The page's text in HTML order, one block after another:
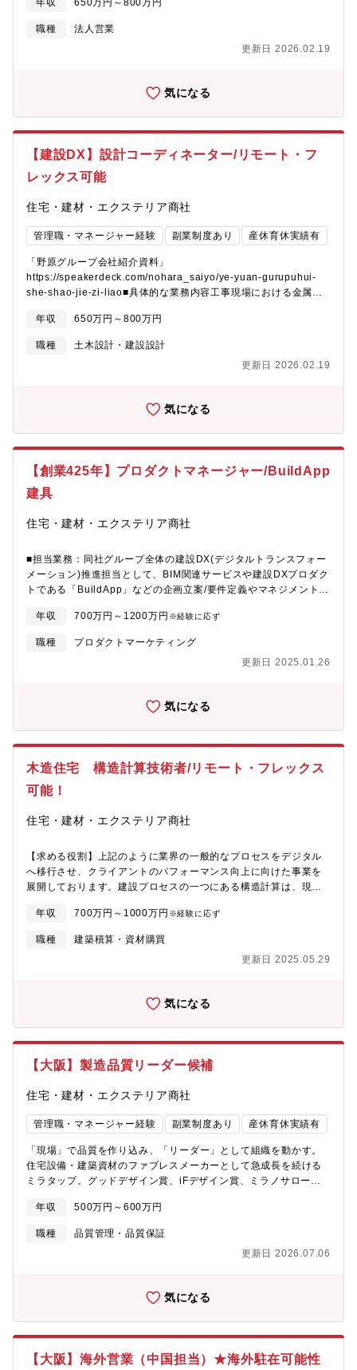
なおアナログ的な手法が多く残っておりますが、当社は業界で先
駆けてデジタル化を進め、競争優位を確立することを目指してお
やテレワークなど積極的に推進しており、また、社内にマッサー
織・カルチャー変革に関するプロジェクトのリード■建設業界の
「脱炭素化」や「効率化」は国も推進しており国とも連携しなが
界の「不」を解決し日本の未来を支えたい方歓迎します。■入社後
おけるDXサービスの企画・開発・展開に関するプロジェクトマネ
ジメント■ステップアップでお任せする業務：同社各ビジネスの
DX戦略の企画・推進、特定DXサービスの設備領域責任者【入社
後のフォロー・教育体制】プロジェクトベースでの業務となるた
め、特定の研修期間は無く、プロジェクトに参画頂く中でOJTベ
ースでサポートしていきます。具体的には、担当頂くプロジェク
トについて現担当者で約3か月伴走し、徐々に役割を移管してソフ
だ後も、前担当者が適宜サポート出来る体制を整えています。
【キャリアアップ】同社は、メンバー自身が思考・行動して、強
ップ）を実現することを強く推奨しています。そのための環境
（キャリアアップ研修など）整備に取り組んでいます。【同社に
ついて】■1598年創業、1947年設立。内装資材、外装建材、セメ
ント、鉄鋼、土木関連資材の販売・施工、及び道路標識の製造・
に展開してきましたが、、IT/AIの力を活用したビジネスモデルの
変革を行っております。【魅力】■建設業界は今なおアナログ的な
手法が多く残っておりますが、同社は業界で先駆けてデジタル化
の変革にいち早く携わり、業界をリードすることに挑戦するポジ
ションです。■働き方改革の一環で、フレックスやテレワークなど
積極的に推進しており、また、社内にマッサージ室を設置する
等、福利厚生も充実しています。
容】■法人営業（既存顧客中心）経営計画に基づいたゼネコンを中
心とした既存顧客への深耕営業、技術的な提案、継続的な関係性
強化。■営業推進・調整業務提案資料作成、受発注システムを用い
た事務処理、および工事に伴う工程・仕様などの緻密な調整業
お任せする業務：入社後は、OJTにて業務を学んで頂きますが、
で頂きます。その後既存顧客を徐々に引き継いでいく予定です。■
た後は、営業の責任者としてご活躍いただくことを期待してお
り、マネジメントとしてチーム力向上のための情報共有や育成に
ご活躍いただくなど、多岐に渡るキャリアがございます。年1回の
部署】エンジニアリングカンパニー 営業部【同社ついて】野原グ
を推進する革新性を兼ね備えています。その中核であるエンジニ
アリングカンパニーは、スチールドア、アルミサッシ、ステンレ
スサッシといった建物の「顔」となる金属建具工事を手掛けるプ
した既存顧客との強固な関係性をさらに深耕し、同時に営業組織
全体のパフォーマンスを最大化するマネジメントを担っていただ
て、都市空間の安心と美観を創り出すやりがいのある仕事です。
てください。【魅力】・建設業界は今なおアナログ的な手法が多
く残っておりますが、同社は業界で先駆けてデジタル化を進め、
競争優位を確立することを目指しております。・建設業界の変革
にいち早く携わり、業界をリードすることに挑戦するポジション
です。・働き方改革の一環で、フレックスやテレワークなど積極
的に推進しており、グループの将来を担う責任とやりがいのある
業務を、多様で柔軟な働き方にて行うことができます。
年収 650万円～800万円
職種
法人営業
更新日 2026.02.19
気になる
【建設DX】設計コーディネーター/リモート・フ
レックス可能
住宅・建材・エクステリア商社
管理職・マネージャー経験 副業制度あり 産休育休実績有
「野原グループ会社紹介資料」
https://speakerdeck.com/nohara_saiyo/ye-yuan-gurupuhui-
she-shao-jie-zi-liao■具体的な業務内容工事現場における金属製
よう、技術面および各種事務手続きの調整・管理を担当していた
だきます。安定した事業基盤のもと、設計・技術の専門知識を活
かしながら、事業推進に直接貢献できるポジションです。１，設
計コーディネート業務： ・工事現場における金属製建具工事の
衝・承認業務： ・得意先であるゼネコンとの図面打合せや仕様
顧客の要求と技術的な実現可能性のバランスを取る折衝。３，製
基づいた正確な製造依頼。■キャリアパスについて建具工事の設計
コーディネーターとして、専門技術を活かし、フロント業務（顧
部署のメンバーマネジメント（業務管理、効率化、育成）を担う
入社説明実施後は、先輩社員とOJTを6～12ヶ月程度実施し、独り
立ちを目指していただきます。■ステップアップでお任せする業
務：OJTの状況を確認しつつ徐々に担当数を増やし、12～18ヶ月
程度で独り立ちをしていただきます。【配属部署】エンジニアリ
上の歴史を持つ安定した事業基盤と、建設DXを推進する革新性を
兼ね備えています。その中核であるエンジニアリングカンパニー
団です。本ポジションは、ゼネコンを中心とした既存顧客との強
スを最大化するマネジメントを担っていただきます。長年の信頼
を土台に、技術的な提案と人間力を駆使して、都市空間の安心と
美観を創り出すやりがいのある仕事です。安定した環境で、あな
たの営業マネジメント経験を存分に発揮してください。【魅
力】・建設業界は今なおアナログ的な手法が多く残っております
ることを目指しております。・建設業界の変革にいち早く携わ
改革の一環で、フレックスやテレワークなど積極的に推進してお
り、グループの将来を担う責任とやりがいのある業務を、多様で
柔軟な働き方にて行うことができます。
年収 650万円～800万円
職種
土木設計・建設設計
更新日 2026.02.19
気になる
【創業425年】プロダクトマネージャー/BuildApp
建具
住宅・建材・エクステリア商社
■担当業務：同社グループ全体の建設DX(デジタルトランスフォー
メーション)推進担当として、BIM関連サービスや建設DXプロダク
トである「BuildApp」などの企画立案/要件定義やマネジメント業
た積算業務改善・工程管理・コスト管理・製造連携といった建設
プロセスのデジタル化を進めており、それらの建設DXプロジェク
トを担当いただきます。顧客であるゼネコンへのヒアリングや実
証実験を通じて得た情報から「BuildApp」をより顧客のニーズに
ジタル」に強い人材が社内にはまだまだ数が少なく、裁量を持っ
ており、建材商社の立場から建設業界のDX化を推進していく強い
候補として将来的には戦略実施のための組織構築や運営にも携わ
っていただくことも期待しています。■業務詳細：・プロダクト全
開発における企画立案・要件定義・建具をはじめとした専門工事
率化に関するゼネコンをはじめとしたステークホルダーへの提案
～開発のための要件定義・社内の関係部署(システム開発チーム等)
との連携・協議■建設業界の「脱炭素化」や「効率化」は国も推進
しており国とも連携しながら進めることもございます。社会イン
たい方歓迎します。■入社後すぐにお任せする業務：「BuildApp
建具」プロダクト開発における情報基盤の整備や要件定義など■ス
ロー・教育体制】入社後はDX各部門のオリエンテーションを行い
どのメンバーに入っていただきプロダクト開発の理解を深めると
ころから開始します。【メンバー構成】■募集部門野原グループ株
式会社 BuildApp事業統括本部 BuildAppサービス開発統括部 BA
３部 プロダクト開発課部長1名、担当部長1名、プロダクト開発
課：課長1名、メンバー5名、派遣2名サービス開発課：課長1名、
動して、強いオーナーシップ持ち、新たな価値創造・事業運営
（スタートアップ）を実現することを強く推奨しています。その
ための環境（キャリアアップ研修など）整備に取り組んでいま
す。【同社グループについて】・1598年創業、1947年設立。内
装資材、外装建材、セメント、鉄鋼、土木関連資材の販売・施
まで建設・商社事業をメインに展開してきましたが、IT/AIの力を
活用したビジネスモデルの変革を行っております。※建設業界の
ら進めることもございます。社会インフラを支えたい方や建設業
が、同社は業界で先駆けてデジタル化を進め、競争優位を確立す
り、業界をリードすることに挑戦するポジションです。・働き方
り、また、社内にマッサージ室を設置する等、福利厚生も充実し
年収 700万円～1200万円 ※経験に応ず
職種
プロダクトマーケティング
更新日 2025.01.26
気になる
木造住宅 構造計算技術者/リモート・フレックス
可能！
住宅・建材・エクステリア商社
【求める役割】上記のように業界の一般的なプロセスをデジタル
へ移行させ、クライアントのパフォーマンス向上に向けた事業を
展開しております。建設プロセスの一つにある構造計算は、現在
の一つです。私たちは、この構造計算を皮切りに、新たな事業モ
デルをローンチし、事業推進を図るフェーズです。従来の構造設
計のフローを改善し、業務効率化・生産性向上を目的とした「構
造設計サービス」をともに策定していただきます。また海外CAD
善などの業務を行っていただきます。国内の建設業界のイノベー
務です。【具体的な業務内容】■構造計算ソフトを利用した木造住
ク業務■構造設計サービスの開発■オリジナル構造計算プログラム
括本部 住環境カンパニー 機能開発本部 設計サポート部【メンバ
ー構成】部長1名（40代後半）、リーダー1名（30代後半）、メン
バー1名 （30代前半）【残業時間】15時間／月程度【募集背
景】私たち同社グループは、設計・積算業務を対象とした合理化
サービスを通じ、マンパワーに頼らない設計業務のコンサルティ
ングを行っております。またこれまで築いてきたメーカーや加
はなく、生産・施工の工程までのデータを連携し、クライアント
す。業界の様々な課題の中の重要項目ともいえる利益と生産体制
の確保。その対策は、建設プロセスの起点となる設計業務の課題
益の取りこぼしといったリスクが発生します。私たちが提供する
センターとのリレーションを通じ、ワンストップで建設プロセス
年収 700万円～1000万円 ※経験に応ず
職種
建築積算・資材購買
更新日 2025.05.29
気になる
【大阪】製造品質リーダー候補
住宅・建材・エクステリア商社
管理職・マネージャー経験 副業制度あり 産休育休実績有
「現場」で品質を作り込み、「リーダー」として組織を動かす。
住宅設備・建築資材のファブレスメーカーとして急成長を続ける
ミラタップ。グッドデザイン賞、iFデザイン賞、ミラノサローネ
ナル製品を含む約6,000点を扱う当社で、製造品質リーダー候補を
募集します。品質管理業務を統括し、将来的には品質管理部門全
体をリードするポジション。裁量権の大きい環境で、リーダー経
験を積みませんか？■単なる「品質管理担当」ではなく、リーダー
ダー→マネージャー→部門長へのキャリアパスで、キャリアアッ
（仕入れ先の定期的な品質パトロールの実施）・製造クレーム要
ンに取り組む）・新商品の品質保証業務（量産検証）■世界が認め
年収 500万円～600万円
職種
品質管理・品質保証
更新日 2026.07.06
気になる
【大阪】海外営業（中国担当）★海外駐在可能性